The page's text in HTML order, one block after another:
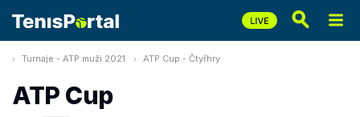
Turnaje - ATP muži 2021 ATP Cup - Čtyřhry
ATP Cup